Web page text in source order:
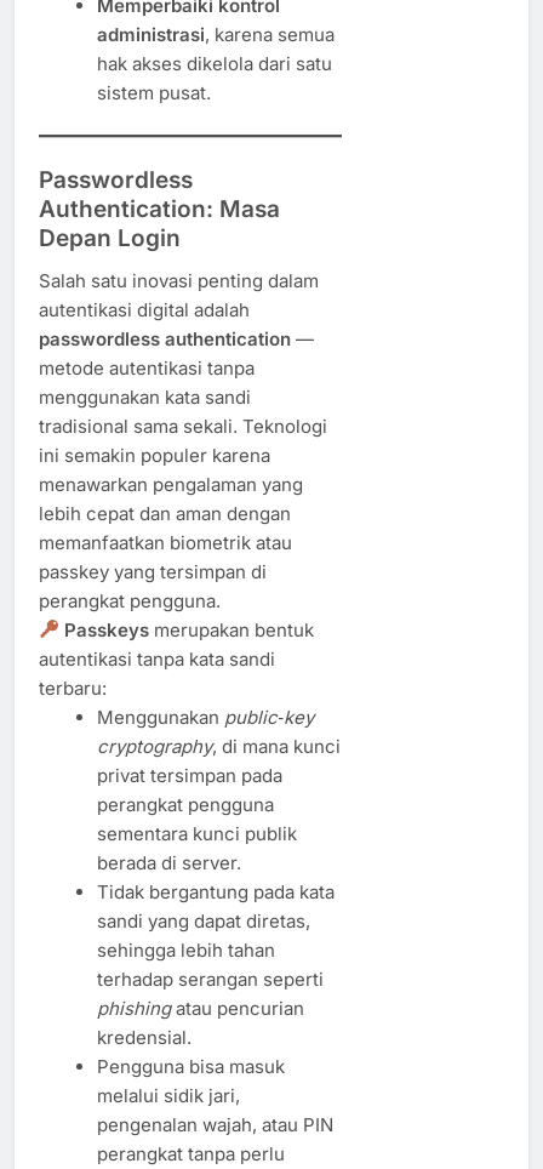
Memperbaiki kontrol
administrasi, karena semua
hak akses dikelola dari satu
sistem pusat.
Passwordless
Authentication: Masa
Depan Login
Salah satu inovasi penting dalam
autentikasi digital adalah
passwordless authentication —
metode autentikasi tanpa
menggunakan kata sandi
tradisional sama sekali. Teknologi
ini semakin populer karena
menawarkan pengalaman yang
lebih cepat dan aman dengan
memanfaatkan biometrik atau
passkey yang tersimpan di
perangkat pengguna.
Passkeys merupakan bentuk
autentikasi tanpa kata sandi
terbaru:
Menggunakan public‑key
cryptography, di mana kunci
privat tersimpan pada
perangkat pengguna
sementara kunci publik
berada di server.
Tidak bergantung pada kata
sandi yang dapat diretas,
sehingga lebih tahan
terhadap serangan seperti
phishingatau pencurian
kredensial.
Pengguna bisa masuk
melalui sidik jari,
pengenalan wajah, atau PIN
perangkat tanpa perlu